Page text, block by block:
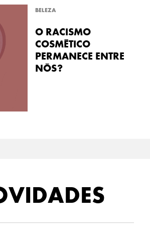
BELEZA
O RACISMO
COSMÉTICO
PERMANECE ENTRE
NÓS?